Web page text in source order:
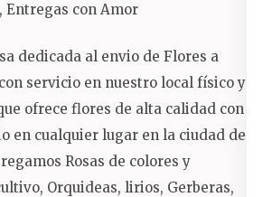
con Amor
dedicada al envio de Flores a
servicio en nuestro local físico y
ofrece flores de alta calidad con
en cualquier lugar en la ciudad de
Rosas de colores y
Orquideas, lirios, Gerberas,